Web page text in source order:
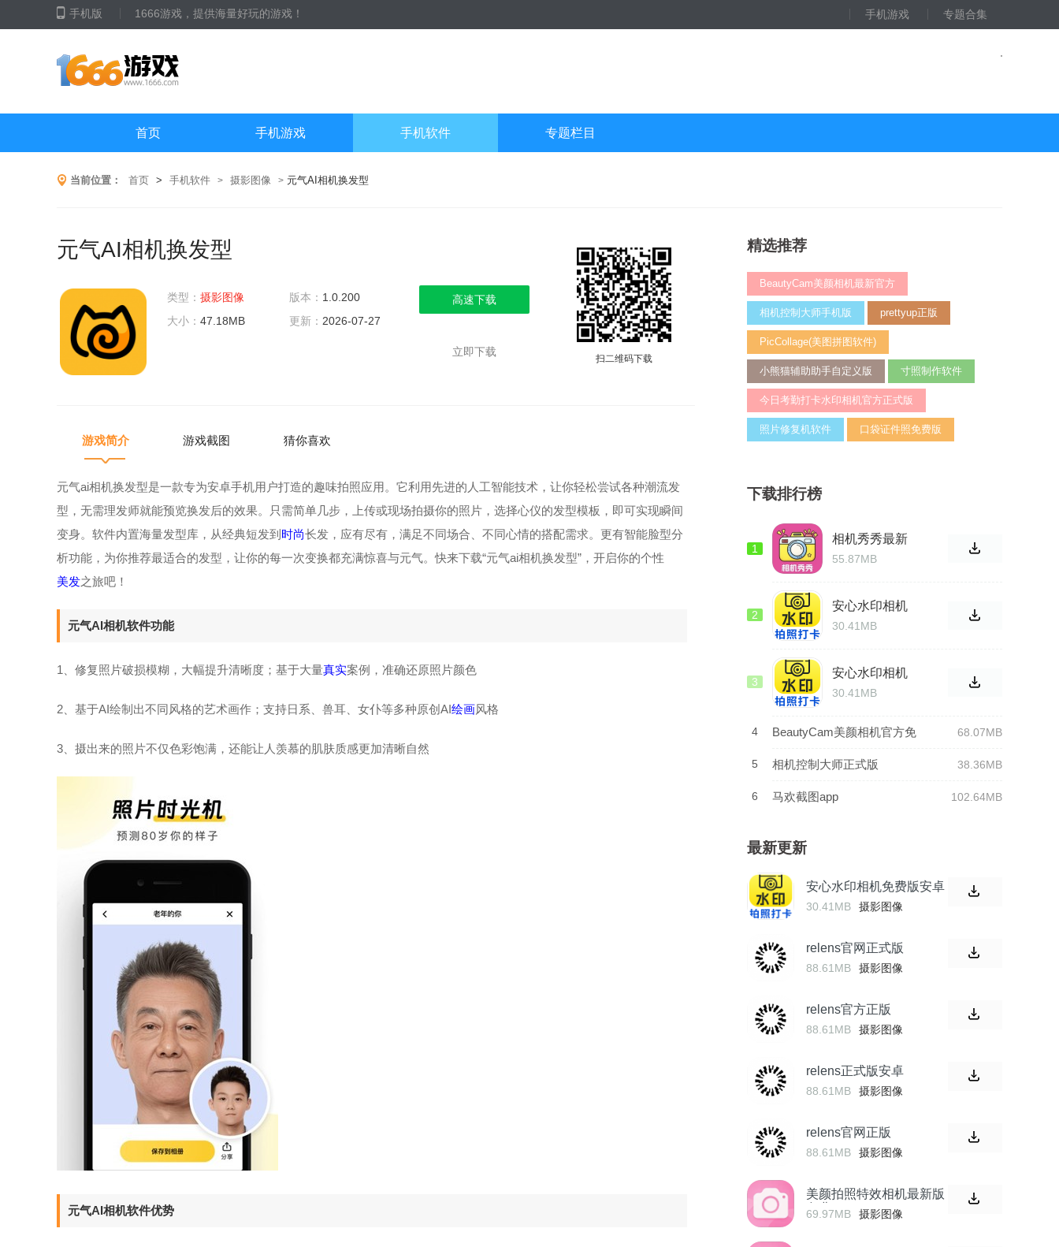
手机版 1666游戏，提供海量好玩的游戏！ 手机游戏 专题合集
首页 手机游戏 手机软件 专题栏目
当前位置： 首页 > 手机软件 > 摄影图像 > 元气AI相机换发型
元气AI相机换发型
类型： 摄影图像 版本： 1.0.200
大小： 47.18MB 更新： 2026-07-27
高速下载
立即下载
扫二维码下载
游戏简介 游戏截图 猜你喜欢
元气ai相机换发型是一款专为安卓手机用户打造的趣味拍照应用。它利用先进的人工智能技术，让你轻松尝试各种潮流发
型，无需理发师就能预览换发后的效果。只需简单几步，上传或现场拍摄你的照片，选择心仪的发型模板，即可实现瞬间
变身。软件内置海量发型库，从经典短发到 时尚长发，应有尽有，满足不同场合、不同心情的搭配需求。更有智能脸型分
析功能，为你推荐最适合的发型，让你的每一次变换都充满惊喜与元气。快来下载“元气ai相机换发型”，开启你的个性
美发之旅吧！
元气AI相机软件功能
1、修复照片破损模糊，大幅提升清晰度；基于大量真实案例，准确还原照片颜色
2、基于AI绘制出不同风格的艺术画作；支持日系、兽耳、女仆等多种原创AI绘画风格
3、摄出来的照片不仅色彩饱满，还能让人羡慕的肌肤质感更加清晰自然
元气AI相机软件优势
精选推荐
BeautyCam美颜相机最新官方
相机控制大师手机版 prettyup正版
PicCollage(美图拼图软件)
小熊猫辅助助手自定义版 寸照制作软件
今日考勤打卡水印相机官方正式版
照片修复机软件 口袋证件照免费版
下载排行榜
1
相机秀秀最新
官方
55.87MB
2
安心水印相机
官方免费
30.41MB
3
安心水印相机
官网手机版
30.41MB
4
BeautyCam美颜相机官方免
68.07MB
5 相机控制大师正式版 38.36MB
6 马欢截图app 102.64MB
最新更新
安心水印相机免费版安卓
30.41MB 摄影图像
relens官网正式版
88.61MB 摄影图像
relens官方正版
88.61MB 摄影图像
relens正式版安卓
88.61MB 摄影图像
relens官网正版
88.61MB 摄影图像
美颜拍照特效相机最新版
免费
69.97MB 摄影图像